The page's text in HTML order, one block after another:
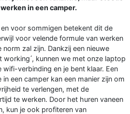
in een camper.
voor sommigen betekent dit de
voor velende formule van werken
zal zijn. Dankzij een nieuwe
working ́, kunnen we met onze laptop
wifi-verbinding en je bent klaar. Een
een camper kan een manier zijn om
te verlengen, met de
te werken. Door het huren vaneen
kun je ook profiteren van